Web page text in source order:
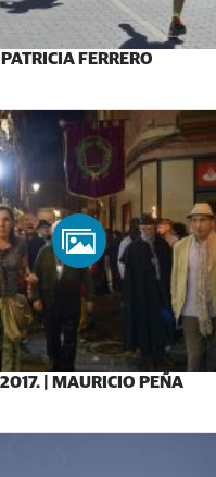
FERRERO
| MAURICIO PEÑA